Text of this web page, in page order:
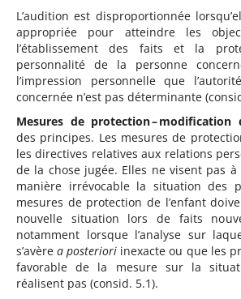
L’audition est disproportionnée
appropriée pour atteindre les
l’établissement des faits et la
personnalité de la personne
l’impression personnelle que
concernée n’est pas déterminante
Mesures de protection – modification
des principes. Les mesures de
les directives relatives aux relations
de la chose jugée. Elles ne visent pas
manière irrévocable la situation des
mesures de protection de l’enfant
nouvelle situation lors de faits
notamment lorsque l’analyse sur
s’avèrea posteriori inexacte ou que les
favorable de la mesure sur la
réalisent pas (consid. 5.1).